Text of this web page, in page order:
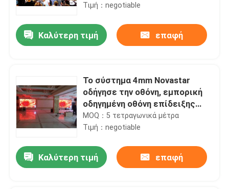
Τιμή：negotiable
Καλύτερη τιμή επαφή
Το σύστημα 4mm Novastar
οδήγησε την οθόνη, εμπορική
οδηγημένη οθόνη επίδειξης
SMD2121 1R1G1B
MOQ：5 τετραγωνικά μέτρα
Τιμή：negotiable
Καλύτερη τιμή επαφή